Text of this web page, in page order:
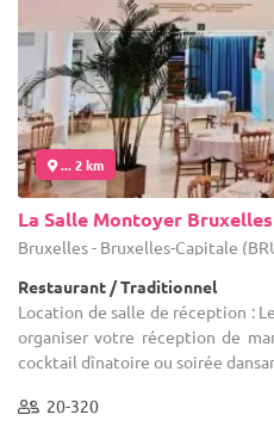
... 2 km
La Salle Montoyer Bruxelles
Bruxelles - Bruxelles-Capitale
Restaurant / Traditionnel
Location de salle de réception :
organiser votre réception de
cocktail dînatoire ou soirée
20-320